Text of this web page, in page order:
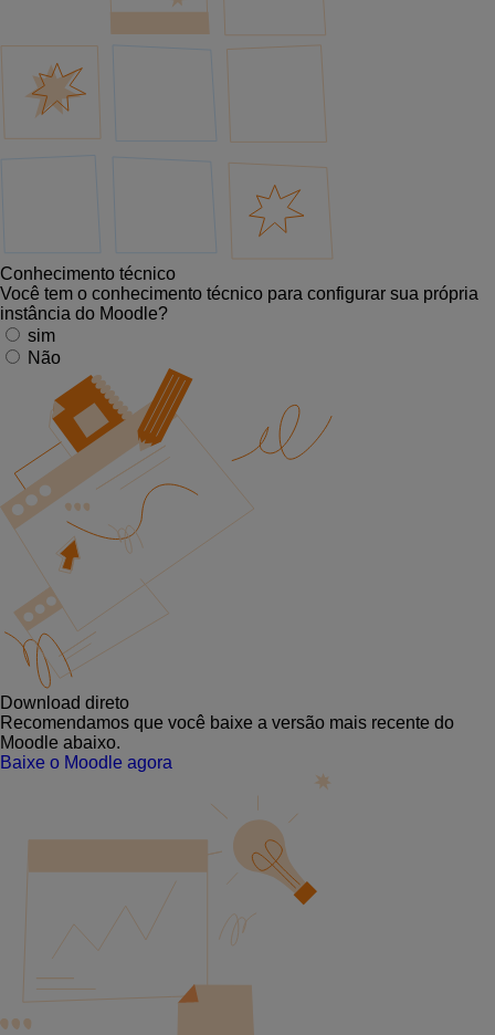
Conhecimento técnico
Você tem o conhecimento técnico para configurar sua própria
instância do Moodle?
sim
Não
Download direto
Recomendamos que você baixe a versão mais recente do
Moodle abaixo.
Baixe o Moodle agora